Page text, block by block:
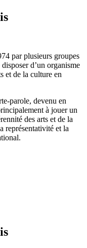
par plusieurs groupes
d’un organisme
et de la culture en
parole, devenu en
à jouer un
des arts et de la
représentativité et la